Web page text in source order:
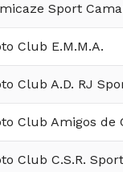
Sport
Club E.M.M.A.
Club A.D. RJ
Club Amigos de
Club C.S.R. Sport